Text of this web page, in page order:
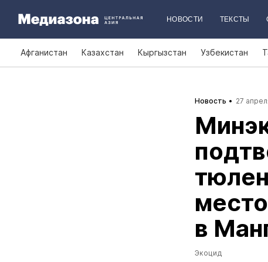
НОВОСТИ ТЕКСТЫ
Афганистан Казахстан Кыргызстан Узбекистан
Новость 27
в
Экоцид